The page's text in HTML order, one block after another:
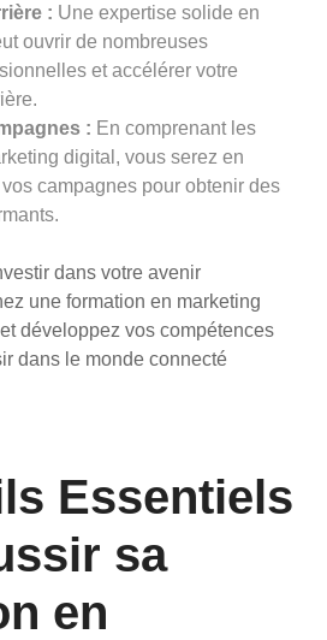
: Une expertise solide en
ouvrir de nombreuses
et accélérer votre
: En comprenant les
digital, vous serez en
campagnes pour obtenir des
dans votre avenir
une formation en marketing
développez vos compétences
dans le monde connecté
Essentiels
sa
en